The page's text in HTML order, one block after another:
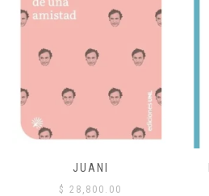
JUANI
$ 28,800.00